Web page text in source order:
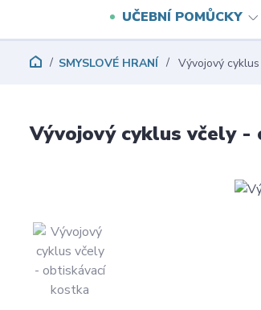
UČEBNÍ POMŮCKY
SMYSLOVÉ HRANÍ Vývojový
Vývojový cyklus včely -